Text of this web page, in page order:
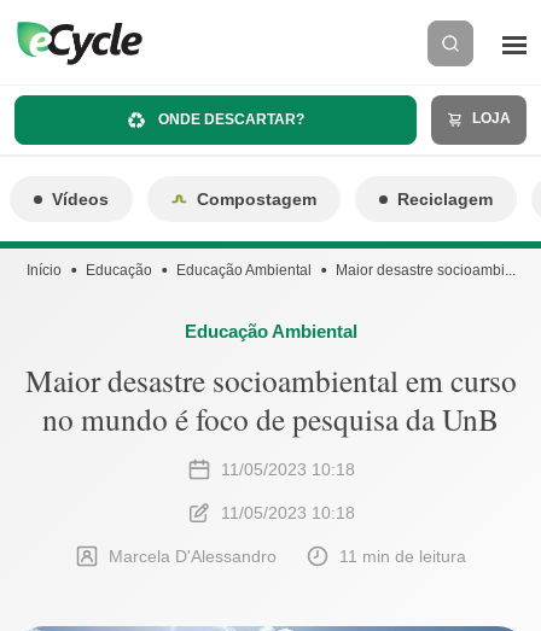
ONDE DESCARTAR? LOJA
Vídeos Compostagem Reciclagem
Início Educação Educação Ambiental Maior desastre socioambi...
Educação Ambiental
Maior desastre socioambiental em curso
no mundo é foco de pesquisa da UnB
11/05/2023 10:18
11/05/2023 10:18
Marcela D'Alessandro 11 min de leitura